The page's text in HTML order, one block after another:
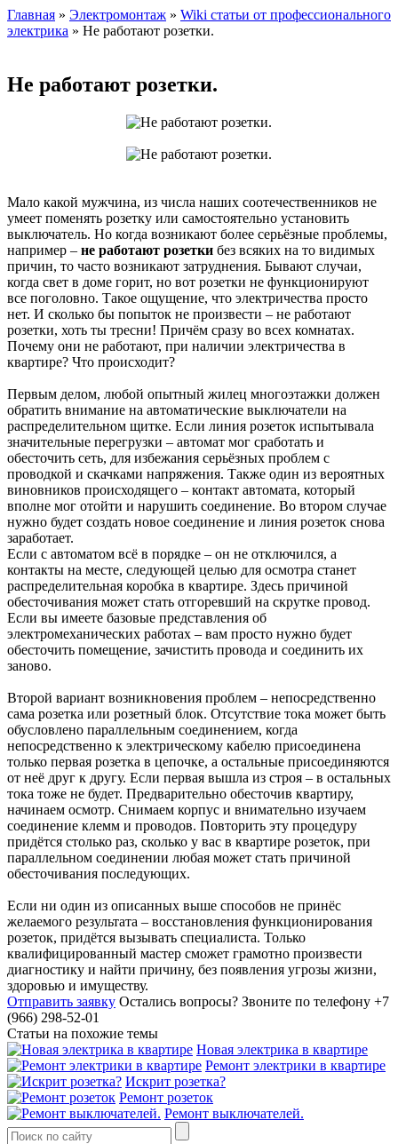
Главная » Электромонтаж » Wiki статьи от профессионального
электрика » Не работают розетки.
Не работают розетки.
Мало какой мужчина, из числа наших соотечественников не
умеет поменять розетку или самостоятельно установить
выключатель. Но когда возникают более серьёзные проблемы,
например – не работают розетки без всяких на то видимых
причин, то часто возникают затруднения. Бывают случаи,
когда свет в доме горит, но вот розетки не функционируют
все поголовно. Такое ощущение, что электричества просто
нет. И сколько бы попыток не произвести – не работают
розетки, хоть ты тресни! Причём сразу во всех комнатах.
Почему они не работают, при наличии электричества в
квартире? Что происходит?
Первым делом, любой опытный жилец многоэтажки должен
обратить внимание на автоматические выключатели на
распределительном щитке. Если линия розеток испытывала
значительные перегрузки – автомат мог сработать и
обесточить сеть, для избежания серьёзных проблем с
проводкой и скачками напряжения. Также один из вероятных
виновников происходящего – контакт автомата, который
вполне мог отойти и нарушить соединение. Во втором случае
нужно будет создать новое соединение и линия розеток снова
заработает.
Если с автоматом всё в порядке – он не отключился, а
контакты на месте, следующей целью для осмотра станет
распределительная коробка в квартире. Здесь причиной
обесточивания может стать отгоревший на скрутке провод.
Если вы имеете базовые представления об
электромеханических работах – вам просто нужно будет
обесточить помещение, зачистить провода и соединить их
заново.
Второй вариант возникновения проблем – непосредственно
сама розетка или розетный блок. Отсутствие тока может быть
обусловлено параллельным соединением, когда
непосредственно к электрическому кабелю присоединена
только первая розетка в цепочке, а остальные присоединяются
от неё друг к другу. Если первая вышла из строя – в остальных
тока тоже не будет. Предварительно обесточив квартиру,
начинаем осмотр. Снимаем корпус и внимательно изучаем
соединение клемм и проводов. Повторить эту процедуру
придётся столько раз, сколько у вас в квартире розеток, при
параллельном соединении любая может стать причиной
обесточивания последующих.
Если ни один из описанных выше способов не принёс
желаемого результата – восстановления функционирования
розеток, придётся вызывать специалиста. Только
квалифицированный мастер сможет грамотно произвести
диагностику и найти причину, без появления угрозы жизни,
здоровью и имуществу.
Отправить заявку Остались вопросы? Звоните по телефону +7
(966) 298-52-01
Статьи на похожие темы
Новая электрика в квартире
Ремонт электрики в квартире
Искрит розетка?
Ремонт розеток
Ремонт выключателей.